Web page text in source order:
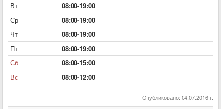
Вт
08:00-19:00
Ср
08:00-19:00
Чт
08:00-19:00
Пт
08:00-19:00
Сб
08:00-15:00
Вс
08:00-12:00
Опубликовано: 04.07.2016 г.